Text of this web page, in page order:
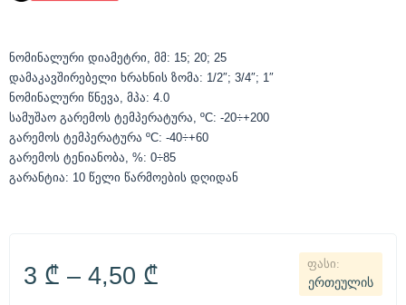
ნომინალური დიამეტრი, მმ: 15; 20; 25
დამაკავშირებელი ხრახნის ზომა: 1/2″; 3/4″; 1″
ნომინალური წნევა, მპა: 4.0
სამუშაო გარემოს ტემპერატურა, ºС: -20÷+200
გარემოს ტემპერატურა ºС: -40÷+60
გარემოს ტენიანობა, %: 0÷85
გარანტია: 10 წელი წარმოების დღიდან
3 ₾ – 4,50 ₾ ერთეულის